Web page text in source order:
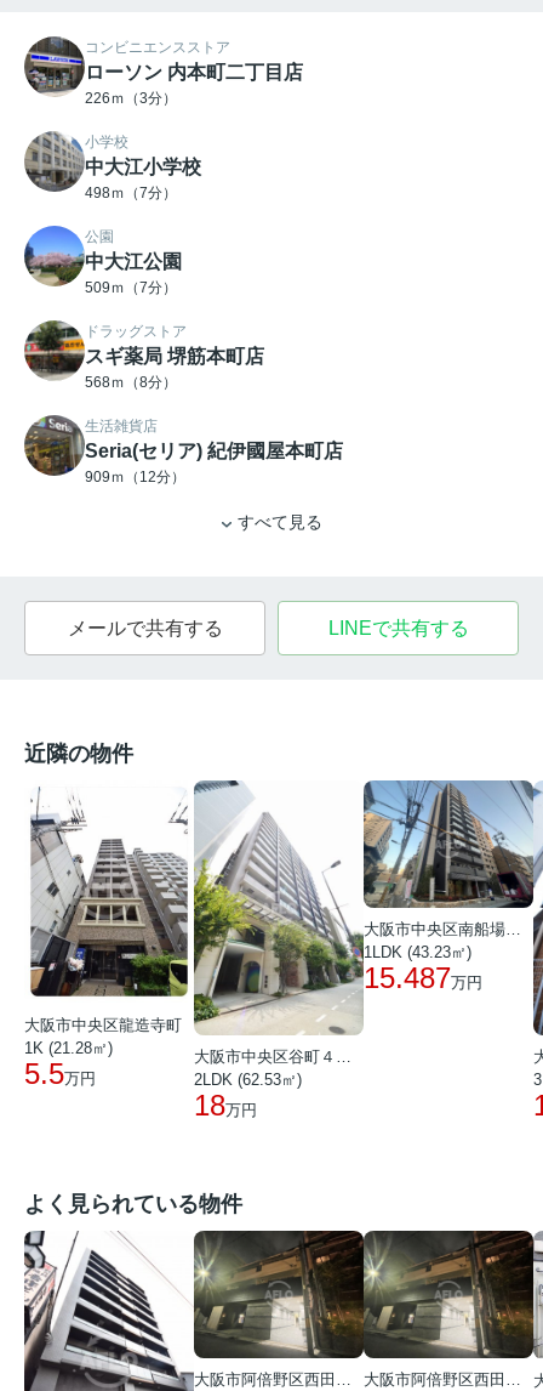
コンビニエンスストア
ローソン 内本町二丁目店
226ｍ（3分）
小学校
中大江小学校
498ｍ（7分）
公園
中大江公園
509ｍ（7分）
ドラッグストア
スギ薬局 堺筋本町店
568ｍ（8分）
生活雑貨店
Seria(セリア) 紀伊國屋本町店
909ｍ（12分）
すべて見る
メールで共有する LINEで共有する
近隣の物件
大阪市中央区龍造寺町
1K (21.28㎡)
5.5万円
大阪市中央区谷町４丁目
2LDK (62.53㎡)
18万円
大阪市中央区南船場１丁目
1LDK (43.23㎡)
15.487万円
よく見られている物件
大阪市阿倍野区西田辺町１丁目
大阪市阿倍野区西田辺町１丁目